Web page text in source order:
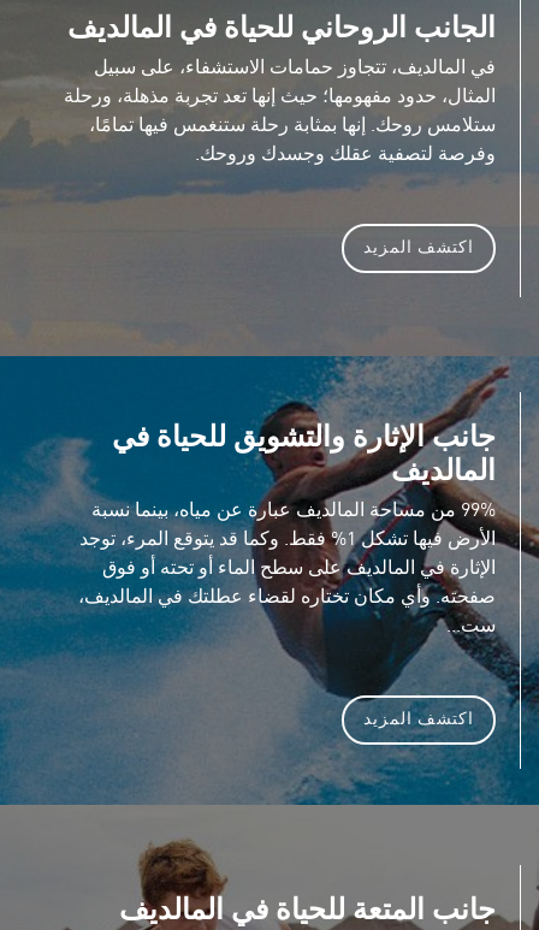
الجانب الروحاني للحياة في المالديف
في المالديف، تتجاوز حمامات الاستشفاء، على سبيل
المثال، حدود مفهومها؛ حيث إنها تعد تجربة مذهلة، ورحلة
ستلامس روحك. إنها بمثابة رحلة ستنغمس فيها تمامًا،
وفرصة لتصفية عقلك وجسدك وروحك.
اكتشف المزيد
جانب الإثارة والتشويق للحياة في
المالديف
99% من مساحة المالديف عبارة عن مياه، بينما نسبة
الأرض فيها تشكل 1% فقط. وكما قد يتوقع المرء، توجد
الإثارة في المالديف على سطح الماء أو تحته أو فوق
صفحته. وأي مكان تختاره لقضاء عطلتك في المالديف،
ست...
اكتشف المزيد
جانب المتعة للحياة في المالديف